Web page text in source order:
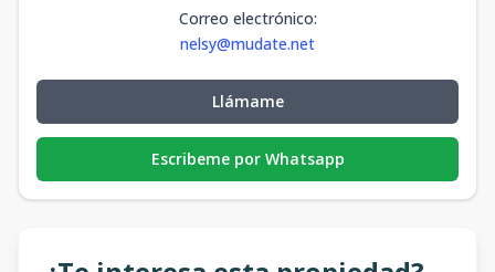
Correo electrónico:
nelsy@mudate.net
Llámame
Escribeme por Whatsapp